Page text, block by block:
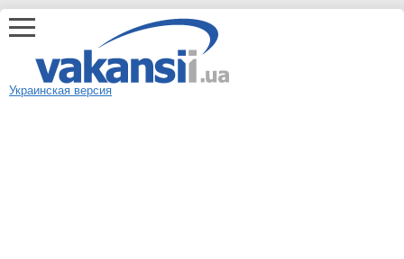
Украинская версия